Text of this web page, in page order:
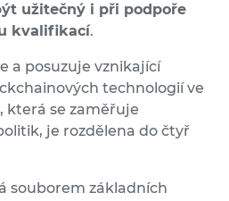
užitečný i při podpoře
kvalifikací.
a posuzuje vznikající
technologií ve
která se zaměřuje
je rozdělena do čtyř
souborem základních